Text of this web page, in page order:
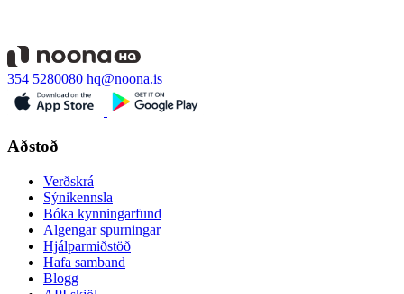
354 5280080 hq@noona.is
Aðstoð
Verðskrá
Sýnikennsla
Bóka kynningarfund
Algengar spurningar
Hjálparmiðstöð
Hafa samband
Blogg